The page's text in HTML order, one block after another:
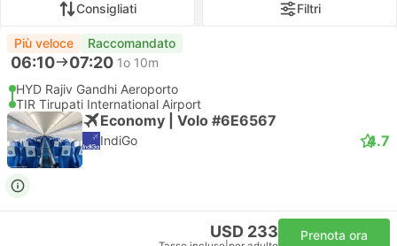
Consigliati Filtri
Più veloce Raccomandato
06:10 07:20 1o 10m
HYD Rajiv Gandhi Aeroporto
TIR Tirupati International Airport
Economy | Volo #6E6567
IndiGo 4.7
USD 233 Prenota ora